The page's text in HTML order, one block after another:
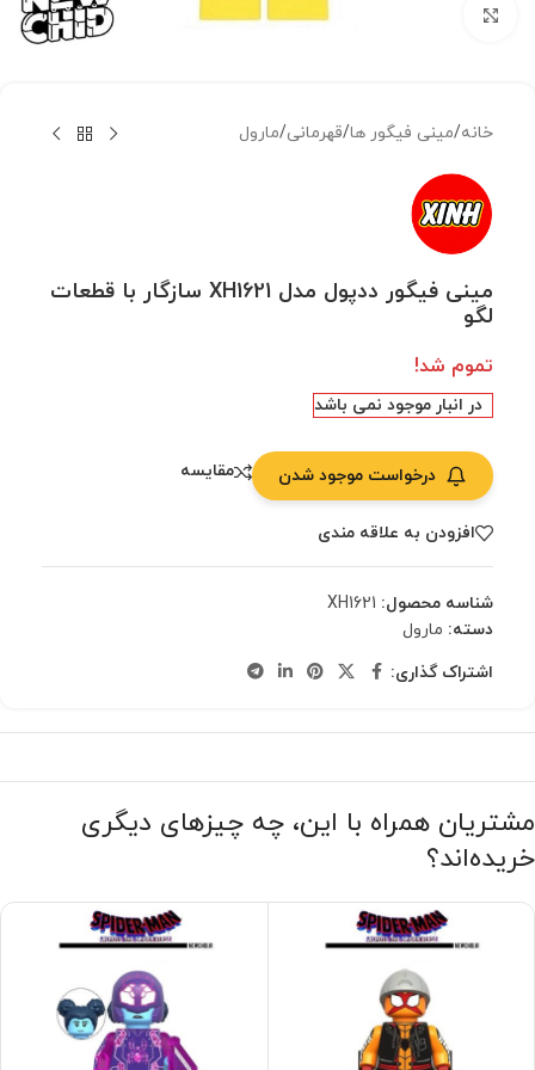
خانه/مینی فیگور ها/قهرمانی/مارول
مینی فیگور ددپول مدل XH1621 سازگار با قطعات
لگو
تموم شد!
در انبار موجود نمی باشد
درخواست موجود شدن مقایسه
افزودن به علاقه مندی
شناسه محصول: XH1621
دسته: مارول
اشتراک گذاری:
مشتریان همراه با این، چه چیزهای دیگری
خریده‌اند؟